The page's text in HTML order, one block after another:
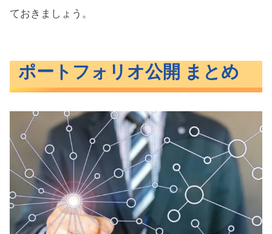
ておきましょう。
ポートフォリオ公開 まとめ